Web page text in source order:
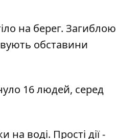
на берег. Загиблою
обставини
16 людей, серед
воді. Прості дії -